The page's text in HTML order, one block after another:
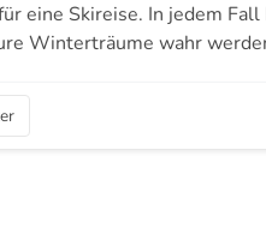
eine Skireise. In jedem
Winterträume wahr